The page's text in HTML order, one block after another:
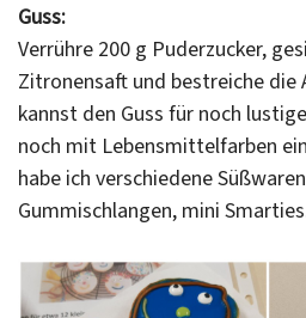
Guss:
Verrühre 200 g Puderzucker,
Zitronensaft und bestreiche die
kannst den Guss für noch
noch mit Lebensmittelfarben
habe ich verschiedene
Gummischlangen, mini